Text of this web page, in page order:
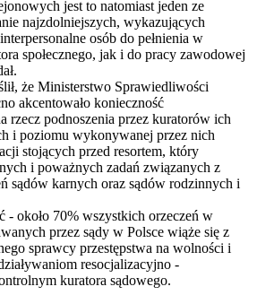
jest to natomiast jeden ze
najzdolniejszych, wykazujących
osób do pełnienia w
społecznego, jak i do pracy zawodowej
że Ministerstwo Sprawiedliwości
akcentowało konieczność
rzecz podnoszenia przez kuratorów ich
i poziomu wykonywanej przez nich
stojących przed resortem, który
i poważnych zadań związanych z
sądów karnych oraz sądów rodzinnych i
- około 70% wszystkich orzeczeń w
przez sądy w Polsce wiąże się z
sprawcy przestępstwa na wolności i
resocjalizacyjno -
kuratora sądowego.